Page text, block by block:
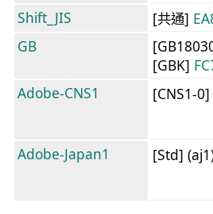
Shift_JIS
[共通]
GB
[GBK]
Adobe-CNS1
[CNS1-0]
Adobe-Japan1 [Std]